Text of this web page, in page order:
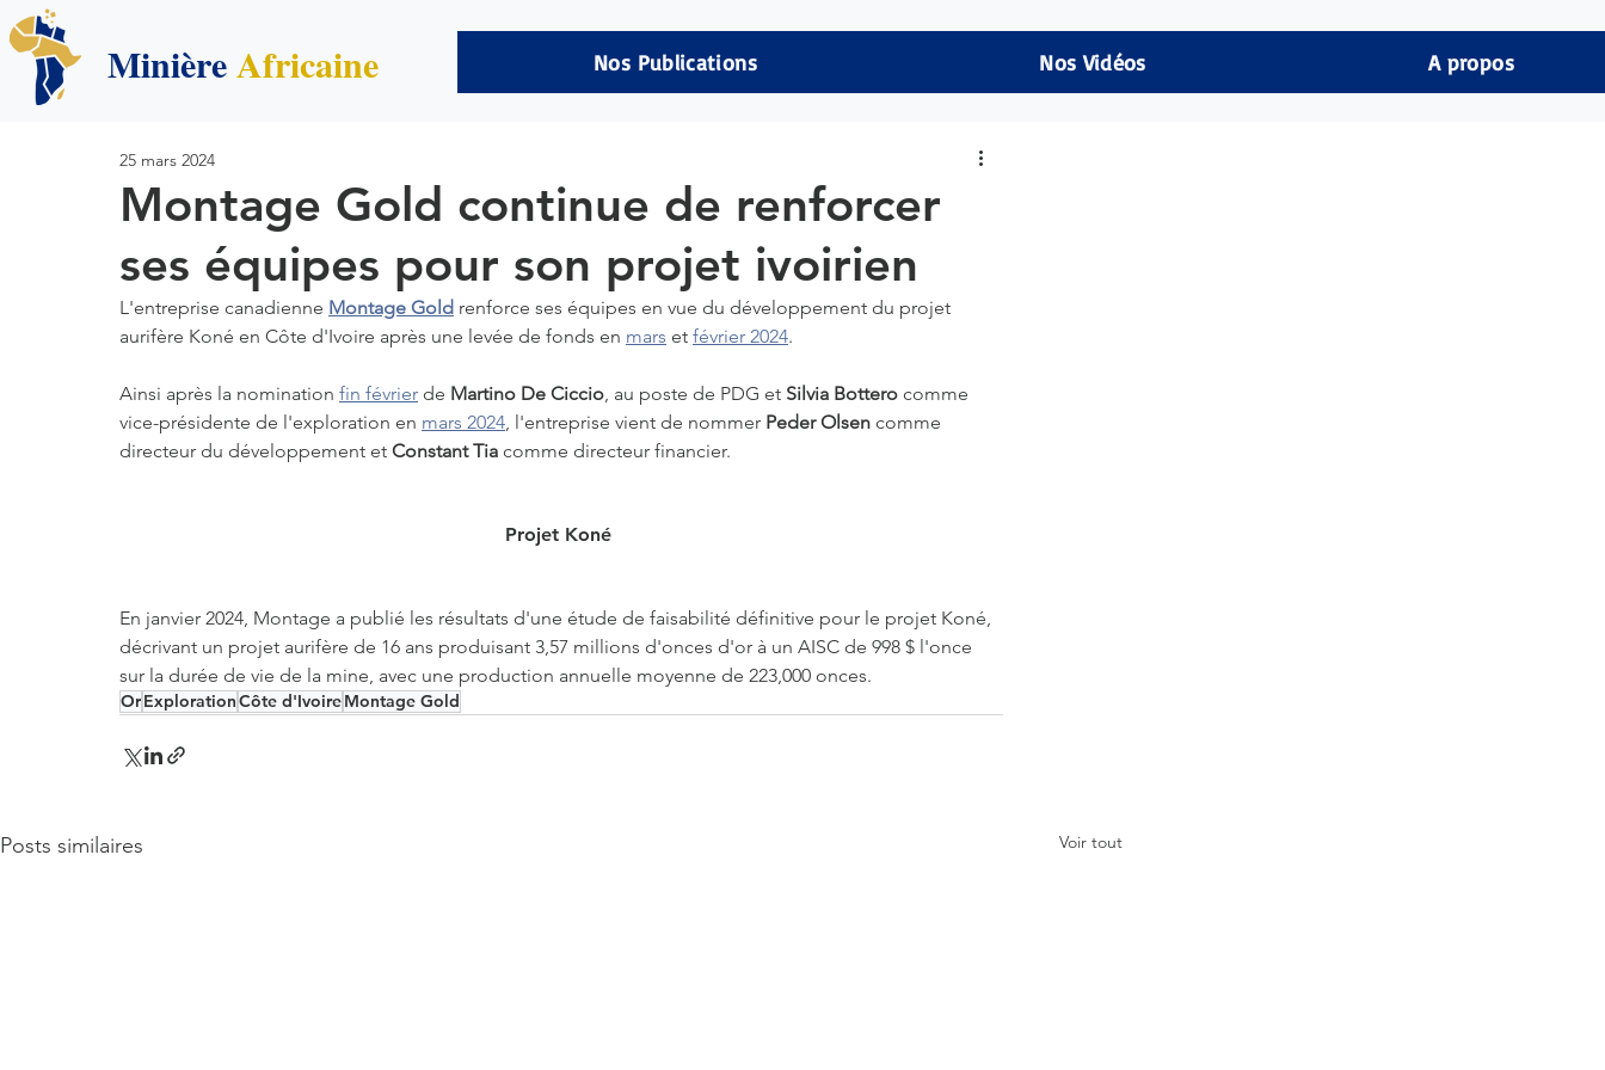
MinièreAfricaine Nos Publications Nos Vidéos A propos
Montage Gold continue de renforcer
ses équipes pour son projet ivoirien
25 mars 2024
L'entreprise canadienne Montage Gold renforce ses équipes en vue du développement du projet
aurifère Koné en Côte d'Ivoire après une levée de fonds en mars et février 2024.
Ainsi après la nomination fin février de Martino De Ciccio, au poste de PDG et Silvia Bottero comme
vice-présidente de l'exploration en mars 2024, l'entreprise vient de nommer Peder Olsen comme
directeur du développement et Constant Tia comme directeur financier.
Projet Koné
En janvier 2024, Montage a publié les résultats d'une étude de faisabilité définitive pour le projet Koné,
décrivant un projet aurifère de 16 ans produisant 3,57 millions d'onces d'or à un AISC de 998 $ l'once
sur la durée de vie de la mine, avec une production annuelle moyenne de 223,000 onces.
OrExplorationCôte d'IvoireMontage Gold
Posts similaires Voir tout